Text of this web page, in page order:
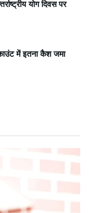
योग दिवस पर
में इतना कैश जमा